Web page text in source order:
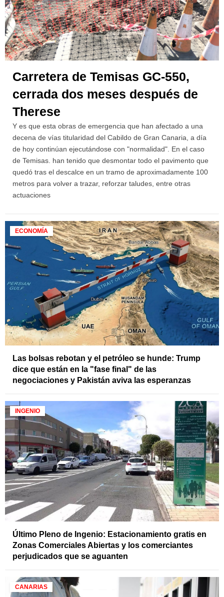
Carretera de Temisas GC-550,
cerrada dos meses después de
Therese
Y es que esta obras de emergencia que han afectado a una
decena de vías titularidad del Cabildo de Gran Canaria, a día
de hoy continúan ejecutándose con "normalidad". En el caso
de Temisas. han tenido que desmontar todo el pavimento que
quedó tras el descalce en un tramo de aproximadamente 100
metros para volver a trazar, reforzar taludes, entre otras
actuaciones
ECONOMÍA
Las bolsas rebotan y el petróleo se hunde: Trump
dice que están en la "fase final" de las
negociaciones y Pakistán aviva las esperanzas
INGENIO
Último Pleno de Ingenio: Estacionamiento gratis en
Zonas Comerciales Abiertas y los comerciantes
perjudicados que se aguanten
CANARIAS